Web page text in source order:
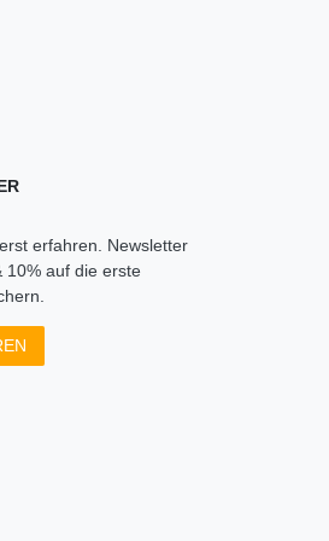
erfahren. Newsletter
10% auf die erste